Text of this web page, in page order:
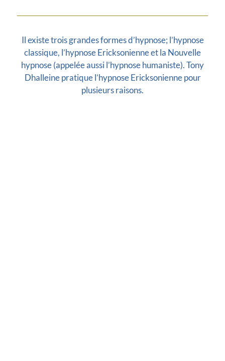
Il existe trois grandes formes d’hypnose; l’hypnose
classique, l’hypnose Ericksonienne et la Nouvelle
hypnose (appelée aussi l’hypnose humaniste). Tony
Dhalleine pratique l’hypnose Ericksonienne pour
plusieurs raisons.